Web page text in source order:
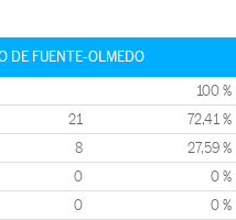
DE FUENTE-OLMEDO
100 %
21 72,41 %
8 27,59 %
0 0 %
0 0 %